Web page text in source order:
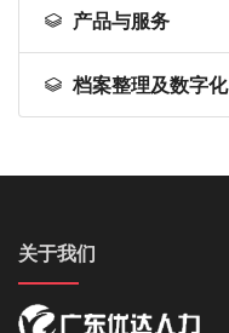
产品与服务
档案整理及数字化
关于我们